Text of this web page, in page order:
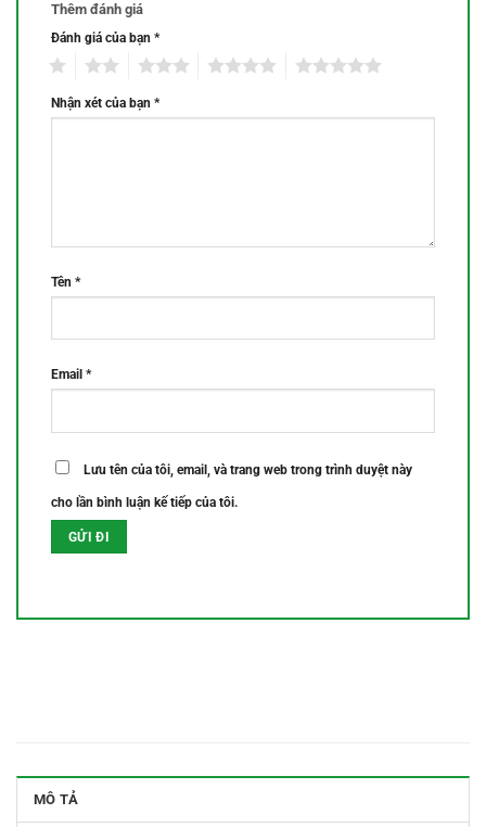
Thêm đánh giá
Đánh giá của bạn *
Nhận xét của bạn *
Tên *
Email *
Lưu tên của tôi, email, và trang web trong trình duyệt này
cho lần bình luận kế tiếp của tôi.
MÔ TẢ